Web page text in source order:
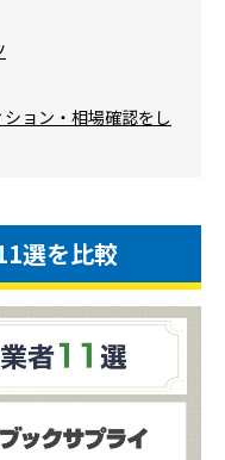
ョン・相場確認をし
選を比較